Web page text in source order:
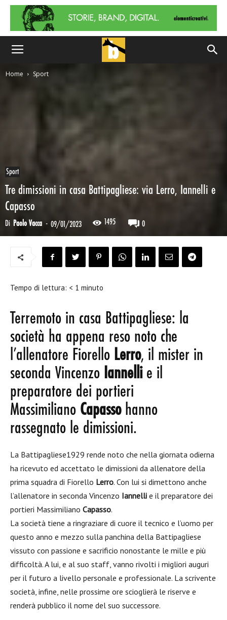
Home Sport
Sport
Tre dimissioni in casa Battipagliese: via Lerro, Iannelli e
Capasso
Di Paolo Vacca - 09/01/2023 1495 0
Tempo di lettura: < 1 minuto
Terremoto in casa Battipagliese: la
società ha appena reso noto che
l’allenatore Fiorello Lerro, il mister in
seconda Vincenzo Iannellie il
preparatore dei portieri
Massimiliano Capassohanno
rassegnato le dimissioni.
La Battipagliese1929 rende noto che nella giornata odierna
ha ricevuto ed accettato le dimissioni da allenatore della
prima squadra di Fiorello Lerro. Con lui si dimettono anche
l’allenatore in seconda Vincenzo Iannelli e il preparatore dei
portieri Massimiliano Capasso.
La società tiene a ringraziare di cuore il tecnico e l’uomo per
questo anno e mezzo sulla panchina della Battipagliese
vissuto con passione e sacrificio nonostante le mille e più
difficoltà. A lui, e al suo staff, vanno rivolti i migliori auguri
per il futuro a livello personale e professionale. La scrivente
società, infine, nelle prossime ore scioglierà le riserve e
renderà pubblico il nome del suo successore.